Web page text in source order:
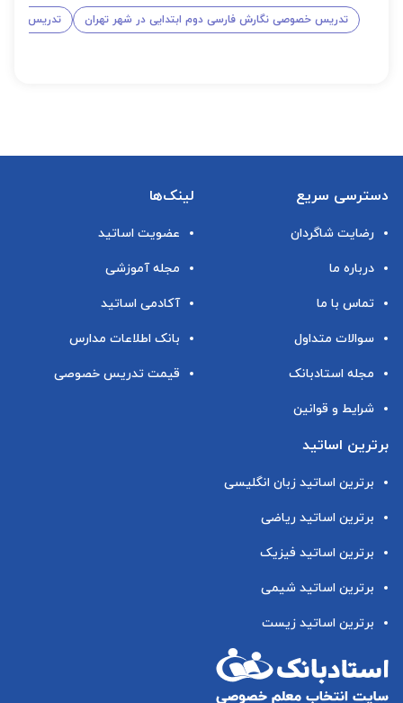
تدریس خصوصی نگارش فارسی دوم ابتدایی در شهر تهران تدریس
دسترسی سریع
رضایت شاگردان
درباره ما
تماس با ما
سوالات متداول
مجله استادبانک
شرایط و قوانین
لینک‌ها
عضویت اساتید
مجله آموزشی
آکادمی اساتید
بانک اطلاعات مدارس
قیمت تدریس خصوصی
برترین اساتید
برترین اساتید زبان انگلیسی
برترین اساتید ریاضی
برترین اساتید فیزیک
برترین اساتید شیمی
برترین اساتید زیست